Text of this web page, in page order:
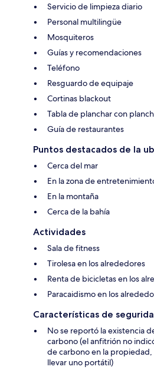
Servicio de limpieza diario
Personal multilingüe
Mosquiteros
Guías y recomendaciones
Teléfono
Resguardo de equipaje
Cortinas blackout
Tabla de planchar con
Guía de restaurantes
Puntos destacados de la
Cerca del mar
En la zona de
En la montaña
Cerca de la bahía
Actividades
Sala de fitness
Tirolesa en los alrededores
Renta de bicicletas en los
Paracaidismo en los
Características de
No se reportó la existencia
carbono (el anfitrión no
de carbono en la
llevar uno portátil)